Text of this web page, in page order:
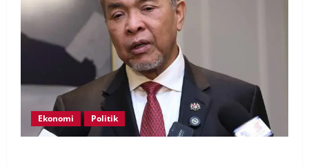
Ekonomi Politik